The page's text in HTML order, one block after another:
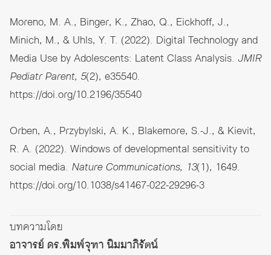
Moreno, M. A., Binger, K., Zhao, Q., Eickhoff, J.,
Minich, M., & Uhls, Y. T. (2022). Digital Technology and
Media Use by Adolescents: Latent Class Analysis. JMIR
Pediatr Parent, 5(2), e35540.
https://doi.org/10.2196/35540
Orben, A., Przybylski, A. K., Blakemore, S.-J., & Kievit,
R. A. (2022). Windows of developmental sensitivity to
social media. Nature Communications, 13(1), 1649.
https://doi.org/10.1038/s41467-022-29296-3
บทความโดย
อาจารย์ ดร.พิมพ์จุฑา นิมมาภิรัตน์